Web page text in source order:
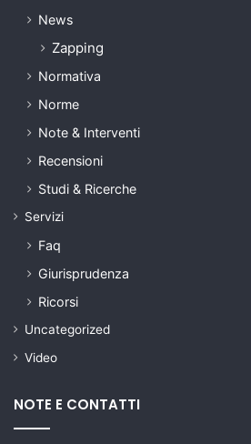
News
Zapping
Normativa
Norme
Note & Interventi
Recensioni
Studi & Ricerche
Servizi
Faq
Giurisprudenza
Ricorsi
Uncategorized
Video
NOTE E CONTATTI